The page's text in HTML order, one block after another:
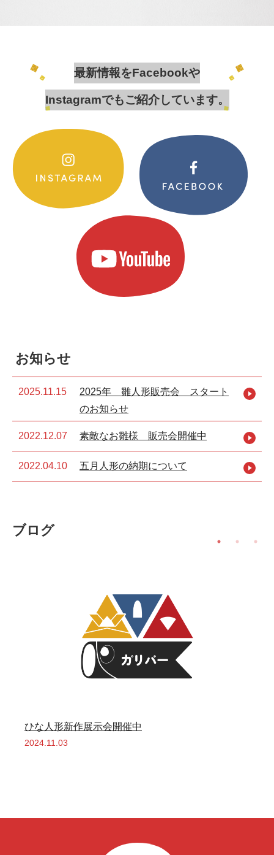
最新情報をFacebookや
Instagramでもご紹介しています。
お知らせ
2025.11.15
2025年 雛人形販売会 スタート
のお知らせ
2022.12.07 素敵なお雛様 販売会開催中
2022.04.10 五月人形の納期について
ブログ
ひな人形新作展示会開催中
2024.11.03